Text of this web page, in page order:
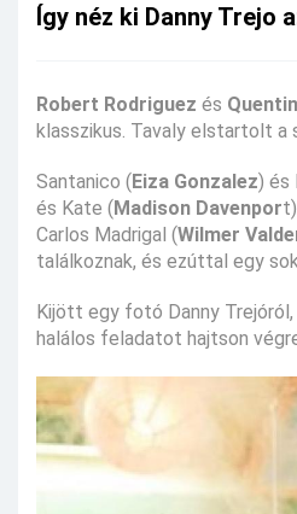
Így néz ki Danny Trejo
Robert Rodriguez és
klasszikus. Tavaly elstartolt a
Santanico (Eiza Gonzalez) és
és Kate (Madison Davenpor
Carlos Madrigal (Wilmer
találkoznak, és ezúttal egy
Kijött egy fotó Danny
halálos feladatot hajtson